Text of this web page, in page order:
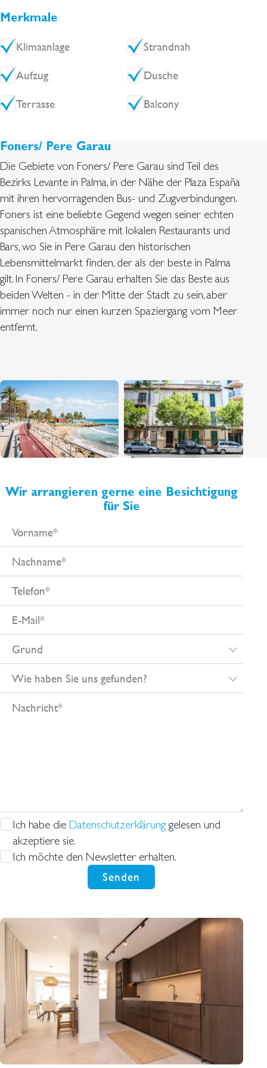
Gemeinschaftskosten: ca. 80 € pro Monat,Wasser
Müllgebühren: ca. 130 €/Jahr.
Merkmale
Klimaanlage Strandnah
Aufzug Dusche
Terrasse Balcony
Foners/ Pere Garau
Die Gebiete von Foners/ Pere Garau sind Teil des
Bezirks Levante in Palma, in der Nähe der Plaza España
mit ihren hervorragenden Bus- und Zugverbindungen.
Foners ist eine beliebte Gegend wegen seiner echten
spanischen Atmosphäre mit lokalen Restaurants und
Bars, wo Sie in Pere Garau den historischen
Lebensmittelmarkt finden, der als der beste in Palma
gilt. In Foners/ Pere Garau erhalten Sie das Beste aus
beiden Welten - in der Mitte der Stadt zu sein, aber
immer noch nur einen kurzen Spaziergang vom Meer
entfernt.
Wir arrangieren gerne eine Besichtigung
für Sie
Ich habe die Datenschutzerklärung gelesen und
akzeptiere sie.
Ich möchte den Newsletter erhalten.
Senden